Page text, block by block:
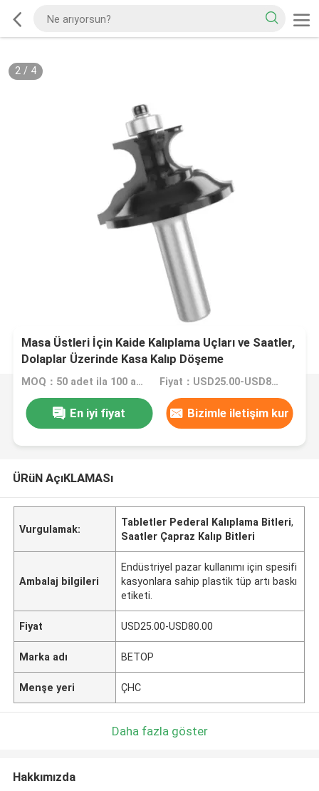
2/ 4
Masa Üstleri İçin Kaide Kalıplama Uçları ve Saatler,
Dolaplar Üzerinde Kasa Kalıp Döşeme
MOQ：50 adet ila 100 adet Fiyat：USD25.00-USD80.00
En iyi fiyat Bizimle iletişim kur
ÜRüN AçıKLAMASı
Vurgulamak:
Tabletler Pederal Kalıplama Bitleri,
Saatler Çapraz Kalıp Bitleri
Ambalaj bilgileri
Endüstriyel pazar kullanımı için spesifi
kasyonlara sahip plastik tüp artı baskı
etiketi.
Fiyat USD25.00-USD80.00
Marka adı BETOP
Menşe yeri ÇHC
Daha fazla göster
Hakkımızda